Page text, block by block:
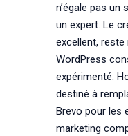
n’égale pas un
un expert. Le
excellent, reste
WordPress
expérimenté.
destiné à
Brevo pour les
marketing